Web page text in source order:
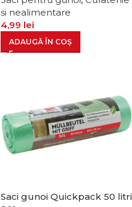
si nealimentare
4,99 lei
ADAUGĂ ÎN COȘ
Saci gunoi Quickpack 50 litri